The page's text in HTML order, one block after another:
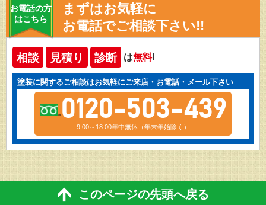
お電話の方
はこちら
まずはお気軽に
お電話でご相談下さい!!
相談 見積り 診断 は無料!
塗装に関するご相談はお気軽にご来店・お電話・メール下さい
0120-503-439
9:00～18:00年中無休（年末年始除く）
このページの先頭へ戻る